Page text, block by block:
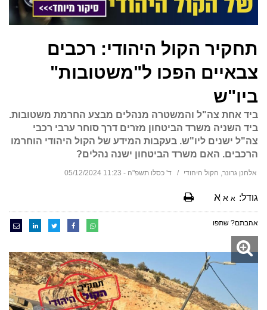
תחקיר הקול היהודי: רכבים
צבאיים הפכו ל"משטובות"
ביו"ש
ביד אחת צה"ל והמשטרה מנהלים מבצע החרמת משטובות.
ביד השניה משרד הביטחון מזרים דרך סוחר ערבי רכבי
צה"ל ישנים ליו"ש. בעקבות המידע של הקול היהודי הוחרמו
הרכבים. האם משרד הביטחון ישנה נהלים?
אלחנן גרונר, הקול היהודי ד' כסלו תשפ"ה - 11:23 05/12/2024
גודל: א א א
אהבתם? שתפו